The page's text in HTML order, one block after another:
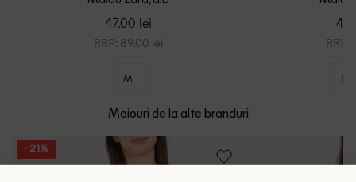
47.00 lei
RRP: 89.00 lei
M
RRP:
S
Maiouri de la alte branduri
- 21%